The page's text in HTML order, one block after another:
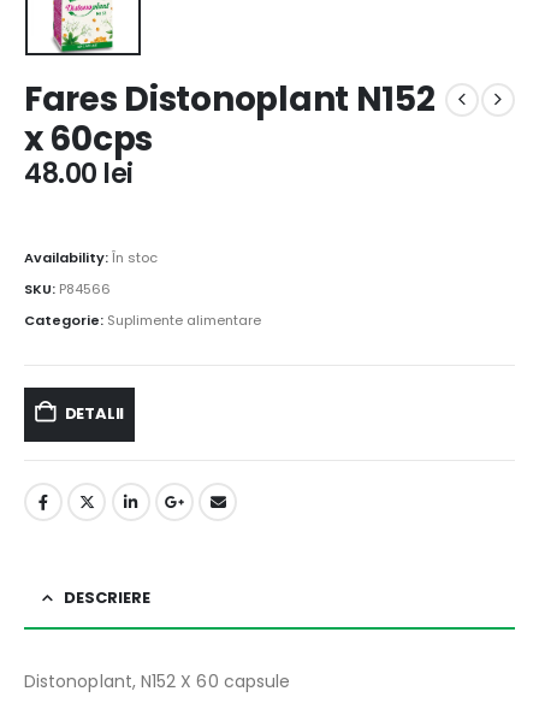
Fares Distonoplant N152
x 60cps
48.00 lei
Availability:În stoc
SKU: P84566
Categorie: Suplimente alimentare
DETALII
DESCRIERE
Distonoplant, N152 X 60 capsule